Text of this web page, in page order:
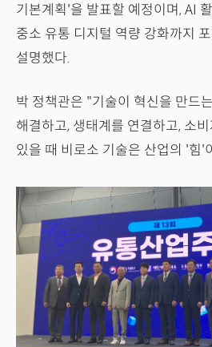
기본계획'을 발표할 예정이며, AI
중소 유통 디지털 역량 강화까지
설명했다.
박 정책관은 "기술이 혁신을 만드
해결하고, 생태계를 연결하고, 소
있을 때 비로소 기술은 산업의 '힘'